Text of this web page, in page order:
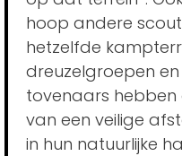
hoop andere
hetzelfde
dreuzelgroepen
tovenaars hebben
van een veilige
in hun natuurlijke